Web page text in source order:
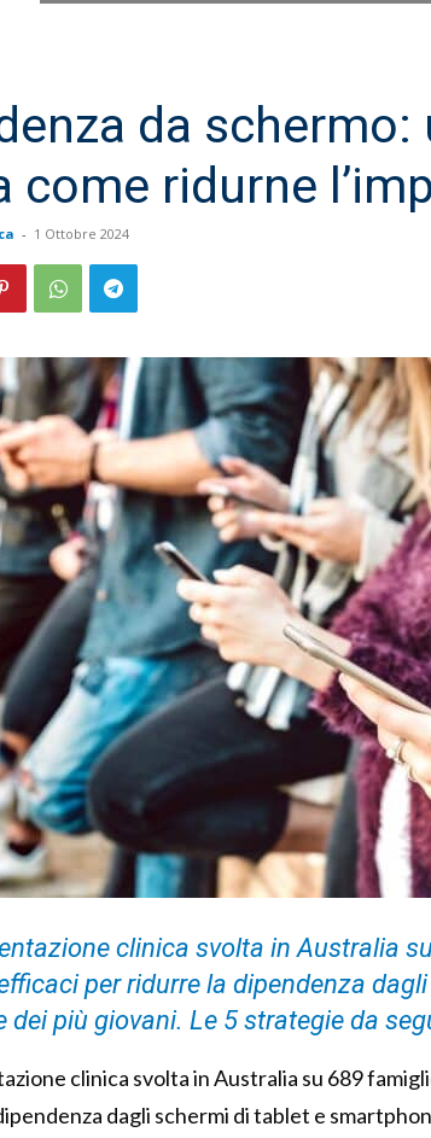
da
come ridurne
- 1 Ottobre 2024
clinica svolta in Australia
per ridurre la dipendenza
dei più giovani. Le 5 strategie da
clinica svolta in Australia su 689
dagli schermi di tablet e